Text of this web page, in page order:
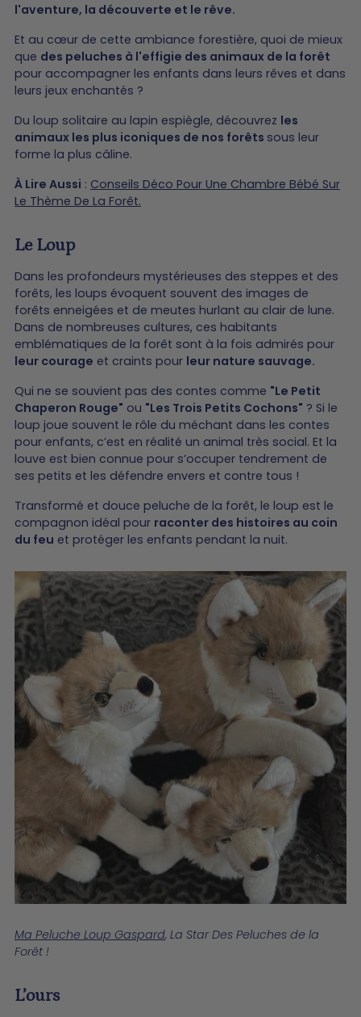
l'aventure, la découverte et le rêve.
Et au cœur de cette ambiance forestière, quoi de mieux
que des peluches à l'effigie des animaux de la forêt
pour accompagner les enfants dans leurs rêves et dans
leurs jeux enchantés ?
Du loup solitaire au lapin espiègle, découvrez les
animaux les plus iconiques de nos forêts sous leur
forme la plus câline.
À Lire Aussi : Conseils Déco Pour Une Chambre Bébé Sur
Le Thème De La Forêt.
Le Loup
Dans les profondeurs mystérieuses des steppes et des
forêts, les loups évoquent souvent des images de
forêts enneigées et de meutes hurlant au clair de lune.
Dans de nombreuses cultures, ces habitants
emblématiques de la forêt sont à la fois admirés pour
leur courage et craints pour leur nature sauvage.
Qui ne se souvient pas des contes comme "Le Petit
Chaperon Rouge" ou "Les Trois Petits Cochons" ? Si le
loup joue souvent le rôle du méchant dans les contes
pour enfants, c’est en réalité un animal très social. Et la
louve est bien connue pour s’occuper tendrement de
ses petits et les défendre envers et contre tous !
Transformé et douce peluche de la forêt, le loup est le
compagnon idéal pour raconter des histoires au coin
du feu et protéger les enfants pendant la nuit.
Ma Peluche Loup Gaspard, La Star Des Peluches de la
Forêt !
L’ours